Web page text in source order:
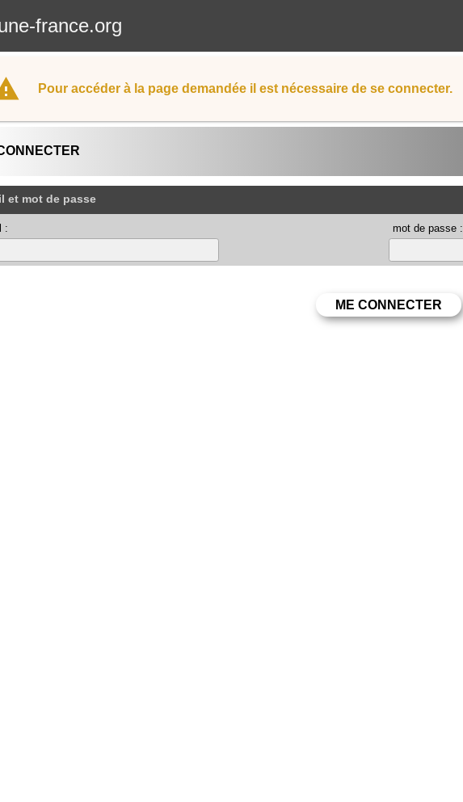
france.org
Pour accéder à la page demandée il est nécessaire de se connecter.
et mot de passe
: mot de passe :